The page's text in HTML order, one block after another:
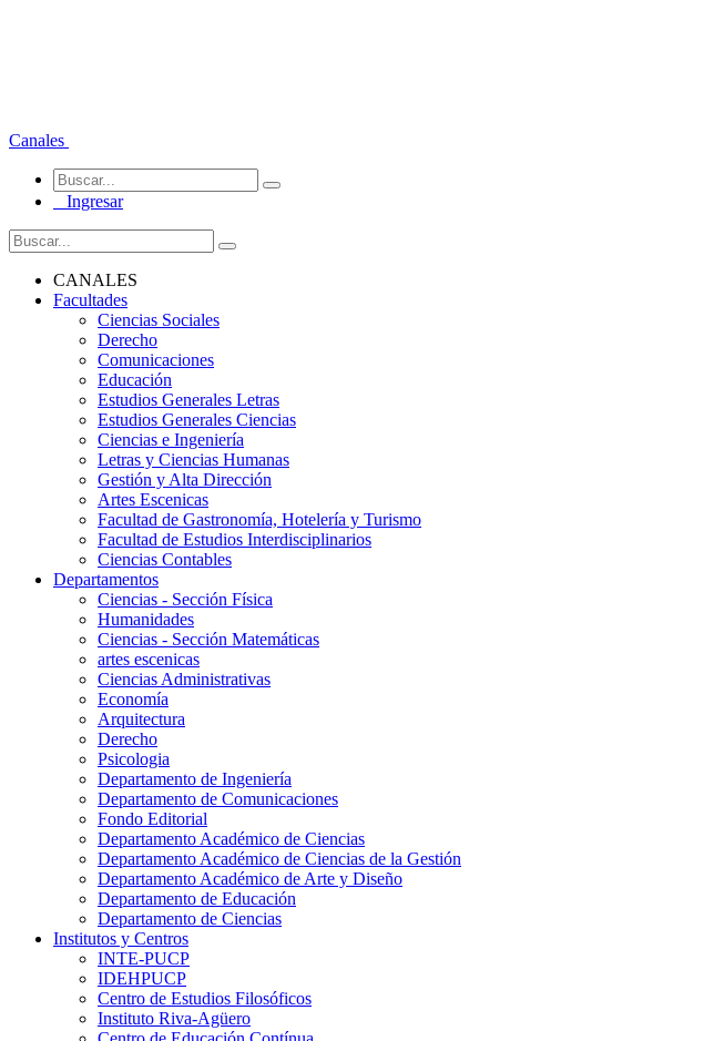
Canales
Ingresar
CANALES
Facultades
Ciencias Sociales
Derecho
Comunicaciones
Educación
Estudios Generales Letras
Estudios Generales Ciencias
Ciencias e Ingeniería
Letras y Ciencias Humanas
Gestión y Alta Dirección
Artes Escenicas
Facultad de Gastronomía, Hotelería y Turismo
Facultad de Estudios Interdisciplinarios
Ciencias Contables
Departamentos
Ciencias - Sección Física
Humanidades
Ciencias - Sección Matemáticas
artes escenicas
Ciencias Administrativas
Economía
Arquitectura
Derecho
Psicologia
Departamento de Ingeniería
Departamento de Comunicaciones
Fondo Editorial
Departamento Académico de Ciencias
Departamento Académico de Ciencias de la Gestión
Departamento Académico de Arte y Diseño
Departamento de Educación
Departamento de Ciencias
Institutos y Centros
INTE-PUCP
IDEHPUCP
Centro de Estudios Filosóficos
Instituto Riva-Agüero